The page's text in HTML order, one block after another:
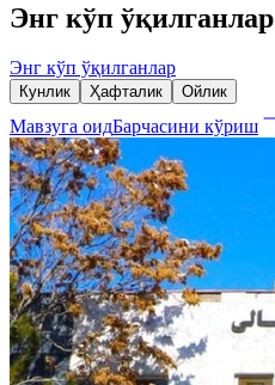
Энг кўп ўқилганлар
Энг кўп ўқилганлар
Кунлик Ҳафталик Ойлик
Мавзуга оидБарчасини кўриш